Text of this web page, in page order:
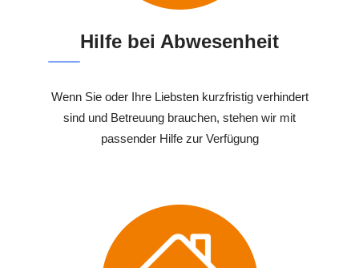
Hilfe bei Abwesenheit
Wenn Sie oder Ihre Liebsten kurzfristig verhindert
sind und Betreuung brauchen, stehen wir mit
passender Hilfe zur Verfügung